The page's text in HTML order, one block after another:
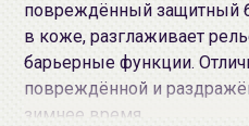
повреждённый защитный
в коже, разглаживает
барьерные функции.
повреждённой и
зимнее время.